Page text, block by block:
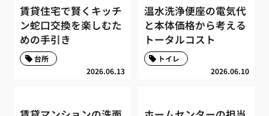
賃貸住宅で賢くキッチ
ン蛇口交換を楽しむた
めの手引き
2026.06.13
台所
温水洗浄便座の電気代
と本体価格から考える
トータルコスト
2026.06.10
トイレ